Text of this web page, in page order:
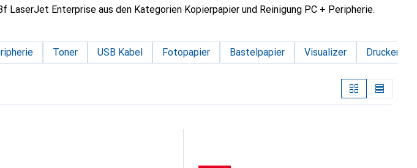
Enterprise aus den Kategorien Kopierpapier und Reinigung PC + Peripherie.
Toner USB Kabel Fotopapier Bastelpapier Visualizer Drucker